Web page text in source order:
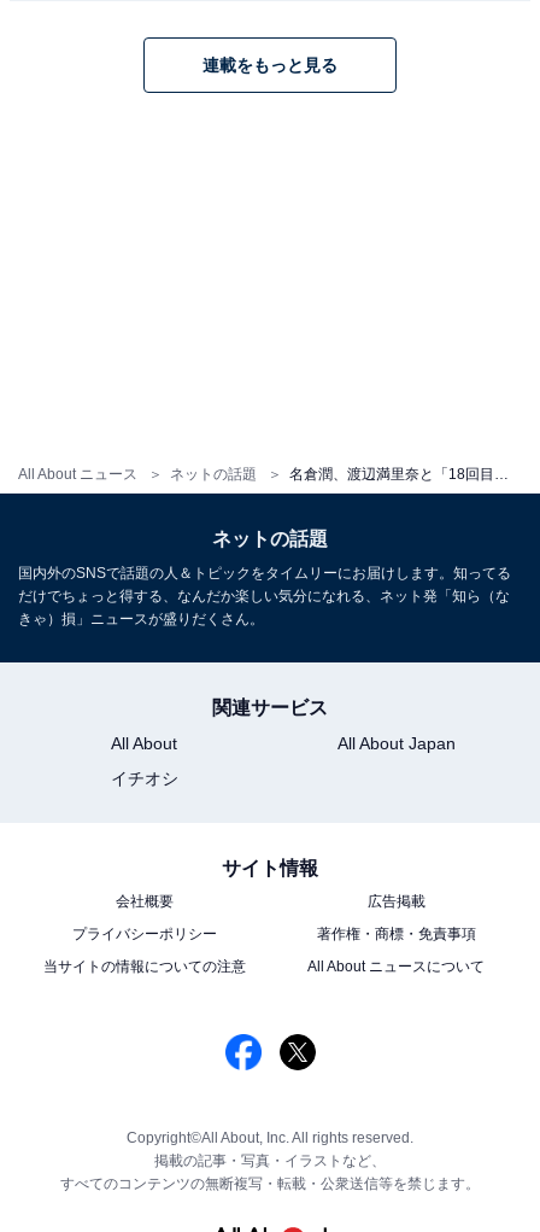
All About ニュース ネットの話題
連載をもっと見る
ネットの話題
国内外のSNSで話題の人＆トピックをタイムリーにお届けします。知ってる
だけでちょっと得する、なんだか楽しい気分になれる、ネット発「知ら（な
きゃ）損」ニュースが盛りだくさん。
関連サービス
All About
All About Japan
イチオシ
サイト情報
会社概要
広告掲載
プライバシーポリシー
著作権・商標・免責事項
当サイトの情報についての注意
All About ニュースについて
Copyright©All About, Inc. All rights reserved.
掲載の記事・写真・イラストなど、
すべてのコンテンツの無断複写・転載・公衆送信等を禁じます。